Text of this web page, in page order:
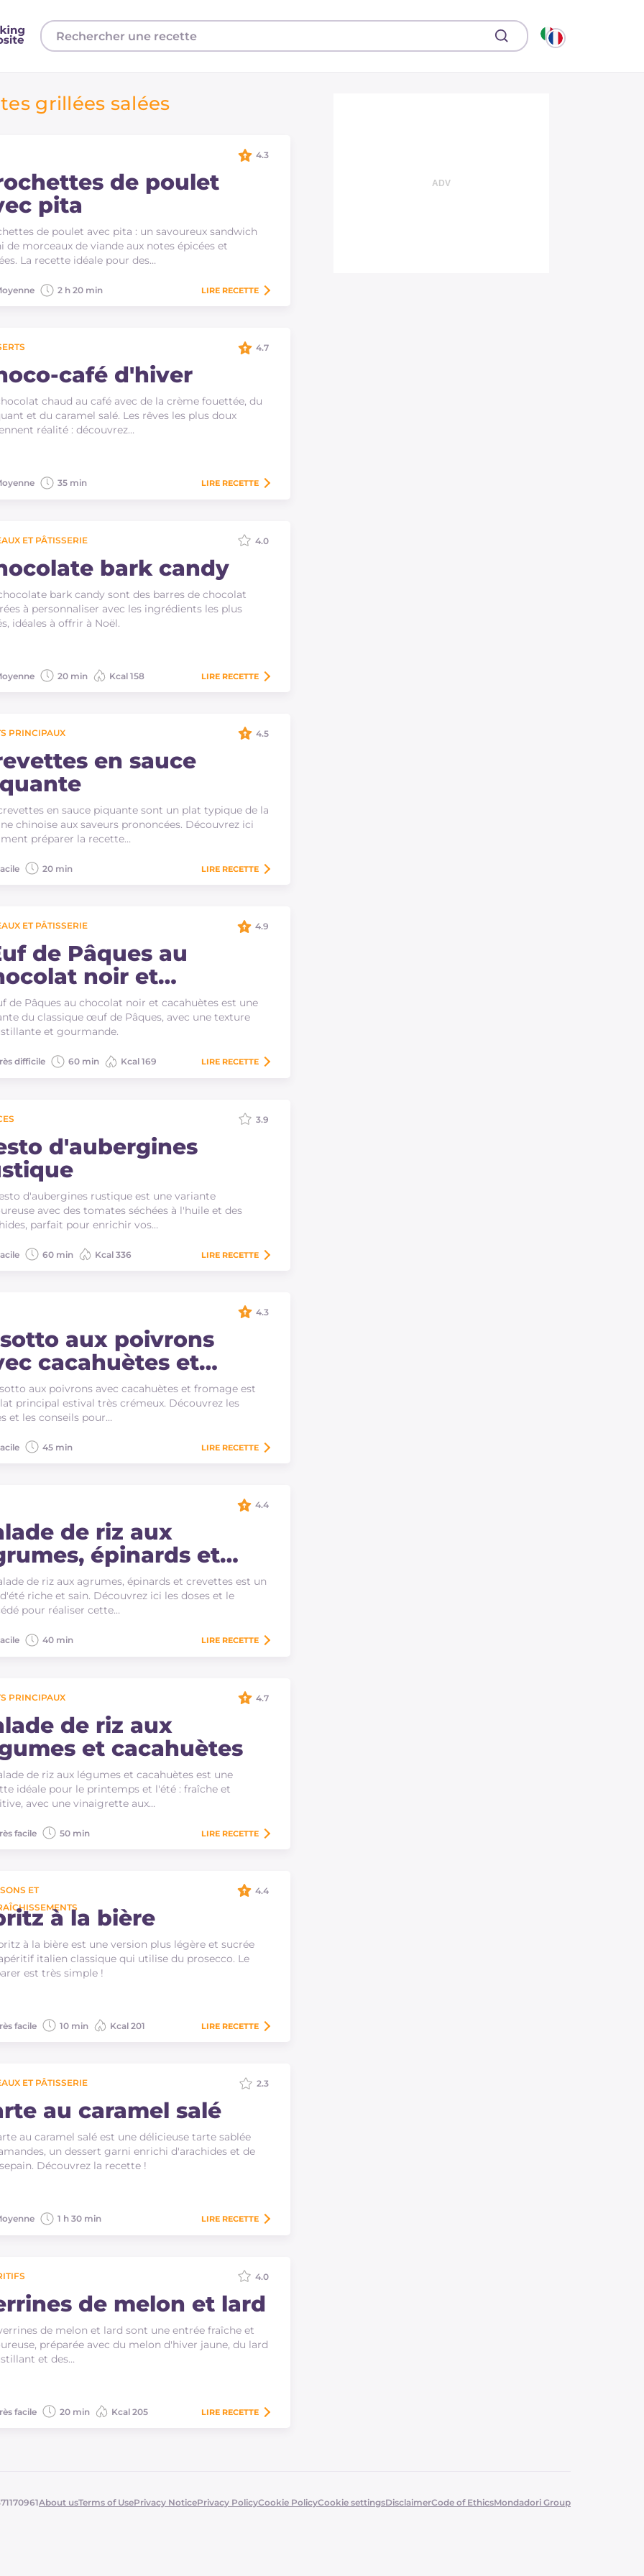
grillées salées
de poulet
pita
de poulet avec pita : un savoureux sandwich
de morceaux de viande aux notes épicées et
La recette idéale pour des…
4.3
2 h 20 min LIRE RECETTE
café d'hiver
chaud au café avec de la crème fouettée, du
et du caramel salé. Les rêves les plus doux
réalité : découvrez…
4.7
35 min LIRE RECETTE
ET PÂTISSERIE
bark candy
bark candy sont des barres de chocolat
à personnaliser avec les ingrédients les plus
idéales à offrir à Noël.
4.0
20 min Kcal 158 LIRE RECETTE
PRINCIPAUX
en sauce
en sauce piquante sont un plat typique de la
chinoise aux saveurs prononcées. Découvrez ici
préparer la recette…
4.5
20 min LIRE RECETTE
ET PÂTISSERIE
de Pâques au
noir et
de Pâques au chocolat noir et cacahuètes est une
du classique œuf de Pâques, avec une texture
et gourmande.
4.9
difficile 60 min Kcal 169 LIRE RECETTE
d'aubergines
d'aubergines rustique est une variante
avec des tomates séchées à l'huile et des
parfait pour enrichir vos…
3.9
60 min Kcal 336 LIRE RECETTE
aux poivrons
cacahuètes et
aux poivrons avec cacahuètes et fromage est
principal estival très crémeux. Découvrez les
et les conseils pour…
4.3
45 min LIRE RECETTE
de riz aux
épinards et
de riz aux agrumes, épinards et crevettes est un
riche et sain. Découvrez ici les doses et le
pour réaliser cette…
4.4
40 min LIRE RECETTE
PRINCIPAUX
de riz aux
et cacahuètes
de riz aux légumes et cacahuètes est une
idéale pour le printemps et l'été : fraîche et
avec une vinaigrette aux…
4.7
facile 50 min LIRE RECETTE
ET
à la bière
à la bière est une version plus légère et sucrée
italien classique qui utilise du prosecco. Le
est très simple !
4.4
facile 10 min Kcal 201 LIRE RECETTE
ET PÂTISSERIE
au caramel salé
au caramel salé est une délicieuse tarte sablée
un dessert garni enrichi d'arachides et de
Découvrez la recette !
2.3
1 h 30 min LIRE RECETTE
de melon et lard
de melon et lard sont une entrée fraîche et
préparée avec du melon d'hiver jaune, du lard
et des…
4.0
facile 20 min Kcal 205 LIRE RECETTE
About usTerms of UsePrivacy NoticePrivacy PolicyCookie PolicyCookie settingsDisclaimerCode of EthicsMondadori Group